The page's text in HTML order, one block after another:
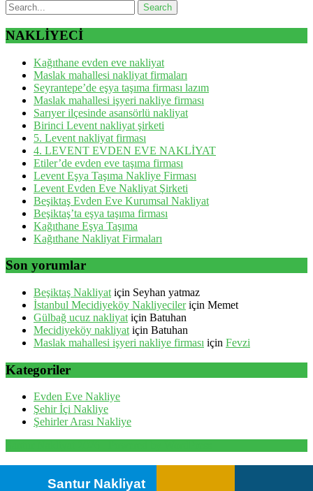
NAKLİYECİ
Kağıthane evden eve nakliyat
Maslak mahallesi nakliyat firmaları
Seyrantepe’de eşya taşıma firması lazım
Maslak mahallesi işyeri nakliye firması
Sarıyer ilçesinde asansörlü nakliyat
Birinci Levent nakliyat şirketi
5. Levent nakliyat firması
4. LEVENT EVDEN EVE NAKLİYAT
Etiler’de evden eve taşıma firması
Levent Eşya Taşıma Nakliye Firması
Levent Evden Eve Nakliyat Şirketi
Beşiktaş Evden Eve Kurumsal Nakliyat
Beşiktaş’ta eşya taşıma firması
Kağıthane Eşya Taşıma
Kağıthane Nakliyat Firmaları
Son yorumlar
Beşiktaş Nakliyat için Seyhan yatmaz
İstanbul Mecidiyeköy Nakliyecileriçin Memet
Gülbağ ucuz nakliyat için Batuhan
Mecidiyeköy nakliyat için Batuhan
Maslak mahallesi işyeri nakliye firması için Fevzi
Kategoriler
Evden Eve Nakliye
Şehir İçi Nakliye
Şehirler Arası Nakliye
Santur Nakliyat